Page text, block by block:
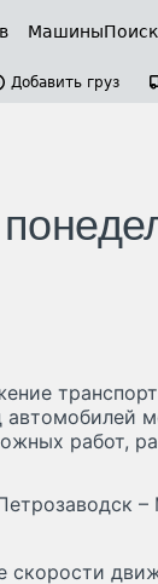
Машины
Добавить груз
автомобилей
работ,
скорости